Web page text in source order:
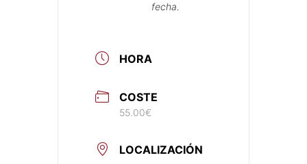
fecha.
HORA
COSTE
55.00€
LOCALIZACIÓN